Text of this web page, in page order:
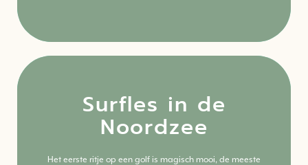
Surfles in de
Noordzee
Het eerste ritje op een golf is magisch mooi, de meeste
Klik hier